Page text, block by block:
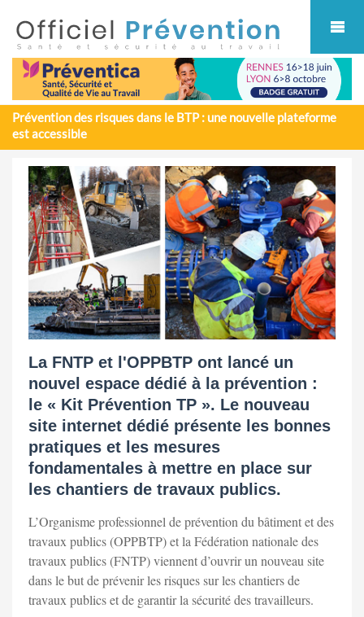
Prévention des risques dans le BTP : une nouvelle plateforme
est accessible
La FNTP et l'OPPBTP ont lancé un
nouvel espace dédié à la prévention :
le « Kit Prévention TP ». Le nouveau
site internet dédié présente les bonnes
pratiques et les mesures
fondamentales à mettre en place sur
les chantiers de travaux publics.
L’Organisme professionnel de prévention du bâtiment et des
travaux publics (OPPBTP) et la Fédération nationale des
travaux publics (FNTP) viennent d’ouvrir un nouveau site
dans le but de prévenir les risques sur les chantiers de
travaux publics et de garantir la sécurité des travailleurs.